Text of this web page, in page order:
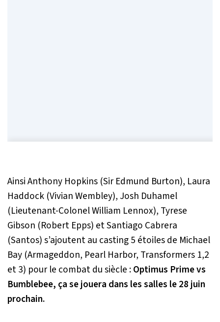
Ainsi Anthony Hopkins (Sir Edmund Burton), Laura
Haddock (Vivian Wembley), Josh Duhamel
(Lieutenant-Colonel William Lennox), Tyrese
Gibson (Robert Epps) et Santiago Cabrera
(Santos) s’ajoutent au casting 5 étoiles de Michael
Bay (Armageddon, Pearl Harbor, Transformers 1,2
et 3) pour le combat du siècle :Optimus Prime vs
Bumblebee, ça se jouera dans les salles le 28 juin
prochain.